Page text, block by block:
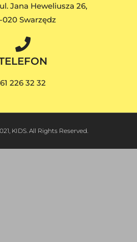
Jana Heweliusza 26,
020 Swarzędz
61 226 32 32
KIDS. All Rights Reserved.